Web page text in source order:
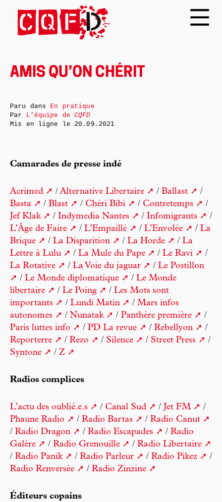
AMIS QU’ON CHÉRIT
Camarades de presse indé
Acrimed / Alternative Libertaire / Ballast
/
Basta
/ Blast / Chéri Bibi / Contretemps
/
Jef Klak
/ Indymedia Nantes / Infomigrants
/
L’Âge de Faire
/ L’Empaillé / L’Envolée / La
Brique
/ La Disparition / La Horde / La
Lettre à Lulu
/ La Mule du Pape / Le Ravi
/
La Rotative
/ La Voie du jaguar / Le Postillon
/ Le Monde diplomatique / Le Monde
libertaire
/ Le Poing / Les Mots sont
importants
/ Lundi Matin / Mars infos
autonomes
/ Nunatak / Panthère première
/
Paris luttes info
/ PD La revue / Rebellyon
/
Reporterre
/ Rezo / Silence / Street Press
/
Syntone
/ Z
Radios complices
L’actu des oublié.e.s / Canal Sud / Jet FM
/
Phaune Radio
/ Radio Bartas / Radio Canut
/ Radio Dragon / Radio Escapades / Radio
Galère
/ Radio Grenouille / Radio Libertaire
/ Radio Panik / Radio Parleur / Radio Pikez
/
Radio Renversée
/ Radio Zinzine
Éditeurs copains
Paru dans En pratique
Par L’équipe deCQFD
Mis en ligne le 20.09.2021